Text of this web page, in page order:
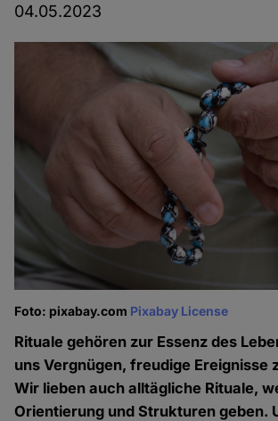
04.05.2023
Foto: pixabay.com Pixabay License
Rituale gehören zur Essenz des
uns Vergnügen, freudige Ereignisse
Wir lieben auch alltägliche Rituale,
Orientierung und Strukturen geben.